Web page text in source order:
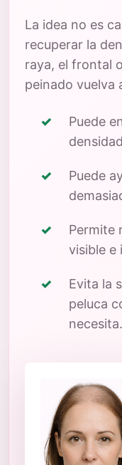
La idea no es
recuperar la
raya, el frontal
peinado vuelva
Puede
Puede
Permite
visible e
Evita la
peluca
necesita.